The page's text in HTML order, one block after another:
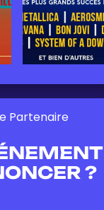
Partenaire
?